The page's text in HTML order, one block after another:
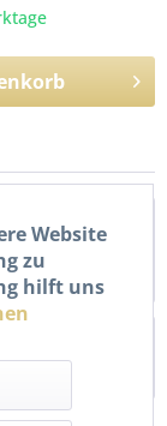
16,0
Website
zu
hilft uns